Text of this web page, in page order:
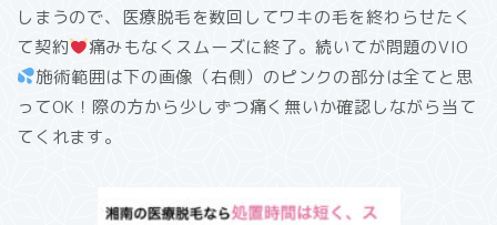
しまうので、医療脱毛を数回してワキの毛を終わらせたく
て契約
痛みもなくスムーズに終了。続いてが問題のVIO
施術範囲は下の画像（右側）のピンクの部分は全てと思
ってOK！際の方から少しずつ痛く無いか確認しながら当て
てくれます。